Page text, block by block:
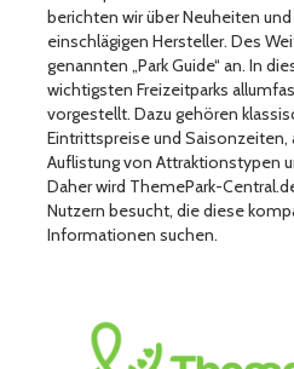
berichten wir über Neuheiten
einschlägigen Hersteller. Des
genannten „Park Guide“ an. In
wichtigsten Freizeitparks
vorgestellt. Dazu gehören
Eintrittspreise und Saisonzeiten,
Auflistung von Attraktionstypen
Daher wird ThemePark-
Nutzern besucht, die diese
Informationen suchen.